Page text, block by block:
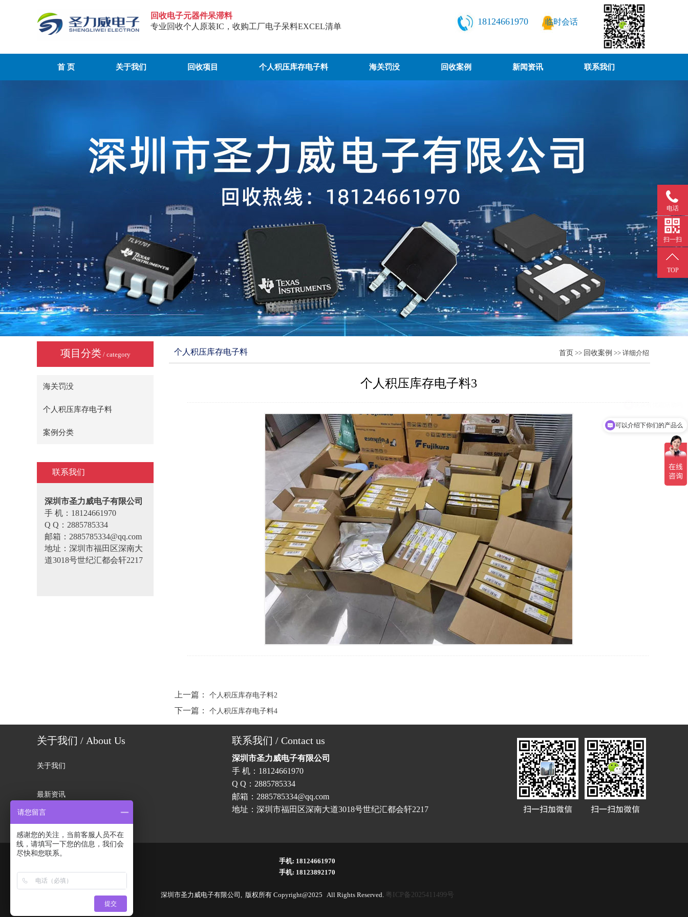
回收电子元器件呆滞料
18124661970 临时会话
专业回收个人原装IC，收购工厂电子呆料EXCEL清单
首 页 关于我们 回收项目 个人积压库存电子料 海关罚没 回收案例 新闻资讯 联系我们
项目分类/ category
海关罚没
个人积压库存电子料
案例分类
联系我们
深圳市圣力威电子有限公司
手 机：18124661970
Q Q：2885785334
邮箱：2885785334@qq.com
地址：深圳市福田区深南大
道3018号世纪汇都会轩2217
个人积压库存电子料 首页 >> 回收案例 >> 详细介绍
个人积压库存电子料3
上一篇： 个人积压库存电子料2
下一篇： 个人积压库存电子料4
关于我们 / About Us 联系我们 / Contact us
关于我们
深圳市圣力威电子有限公司
手 机：18124661970
Q Q：2885785334
邮箱：2885785334@qq.com
地址：深圳市福田区深南大道3018号世纪汇都会轩2217
最新资讯
手机: 18124661970
手机: 18123892170
深圳市圣力威电子有限公司, 版权所有 Copyright@2025 All Rights Reserved. 粤ICP备2025411499号
电话
扫一扫
TOP
可以介绍下你们的产品么
请您留言
感谢您的关注，当前客服人员不在
线，请填写一下您的信息，我们会
尽快和您联系。
提交